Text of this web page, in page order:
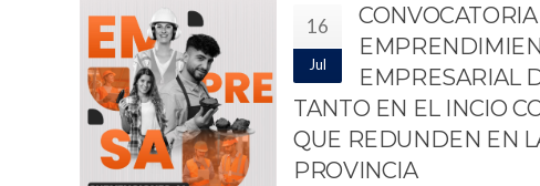
16
Jul
EMPRESARIAL
TANTO EN EL INCIO
QUE REDUNDEN EN
PROVINCIA